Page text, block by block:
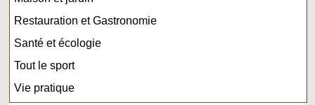
Restauration et Gastronomie
Santé et écologie
Tout le sport
Vie pratique